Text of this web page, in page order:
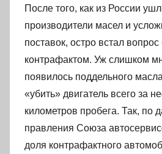
После того, как из России
производители масел и
поставок, остро встал
контрафактом. Уж слишком
появилось поддельного
«убить» двигатель всего за
километров пробега. Так, по
правления Союза
доля контрафактного